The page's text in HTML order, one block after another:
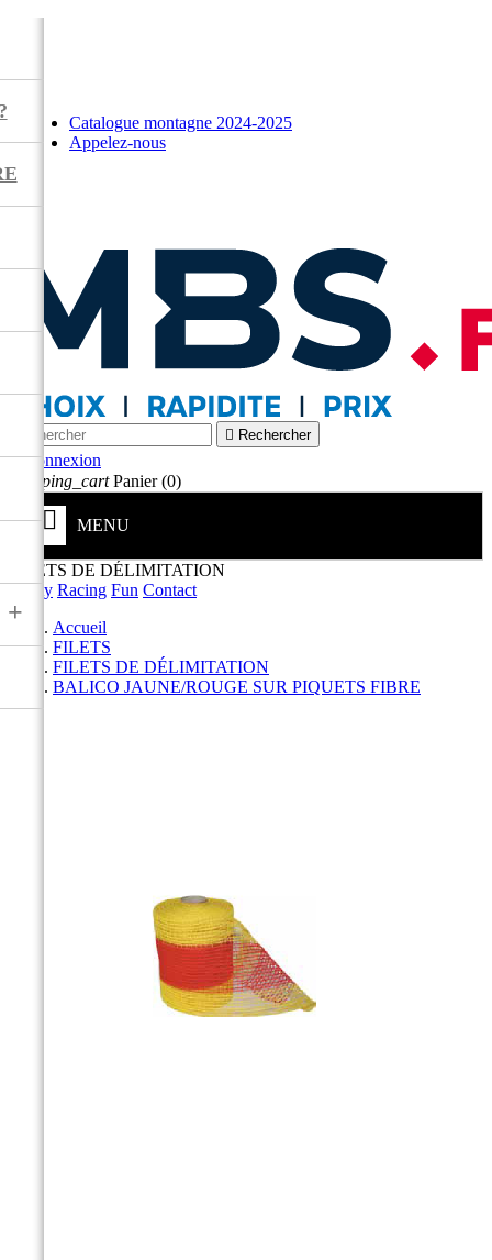
Catalogue montagne 2024-2025
Appelez-nous
 Rechercher
 Connexion
shopping_cart Panier (0)
MENU
+
FILETS DE DÉLIMITATION
Safety Racing Fun Contact
Accueil
FILETS
FILETS DE DÉLIMITATION
BALICO JAUNE/ROUGE SUR PIQUETS FIBRE